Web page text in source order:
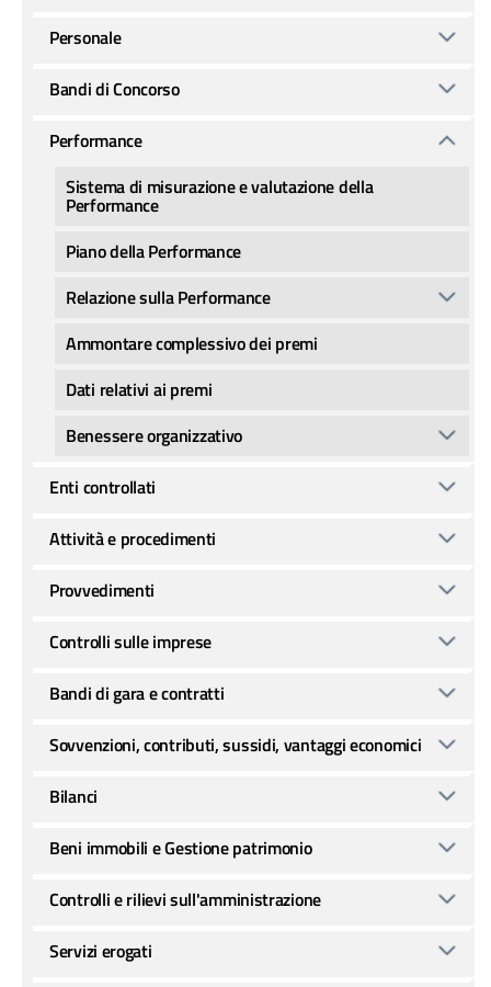
Personale
Bandi di Concorso
Performance
Sistema di misurazione e valutazione della
Performance
Piano della Performance
Relazione sulla Performance
Ammontare complessivo dei premi
Dati relativi ai premi
Benessere organizzativo
Enti controllati
Attività e procedimenti
Provvedimenti
Controlli sulle imprese
Bandi di gara e contratti
Sovvenzioni, contributi, sussidi, vantaggi economici
Bilanci
Beni immobili e Gestione patrimonio
Controlli e rilievi sull'amministrazione
Servizi erogati